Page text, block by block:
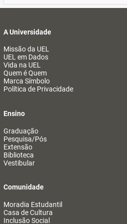
A Universidade
Missão da UEL
UEL em Dados
Vida na UEL
Quem é Quem
Marca Símbolo
Política de Privacidade
Ensino
Graduação
Pesquisa/Pós
Extensão
Biblioteca
Vestibular
Comunidade
Moradia Estudantil
Casa de Cultura
Inclusão Social